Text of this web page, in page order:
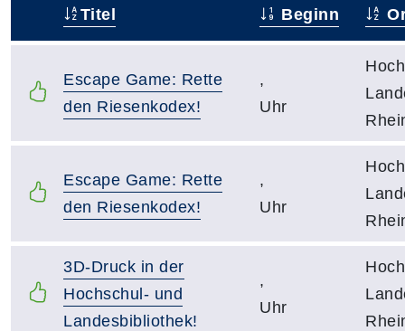
Titel Beginn
Escape Game: Rette
den Riesenkodex!
,
Uhr
Escape Game: Rette
den Riesenkodex!
,
Uhr
3D-Druck in der
Hochschul- und
Landesbibliothek!
,
Uhr